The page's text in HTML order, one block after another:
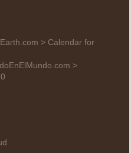
> Calendar for
>